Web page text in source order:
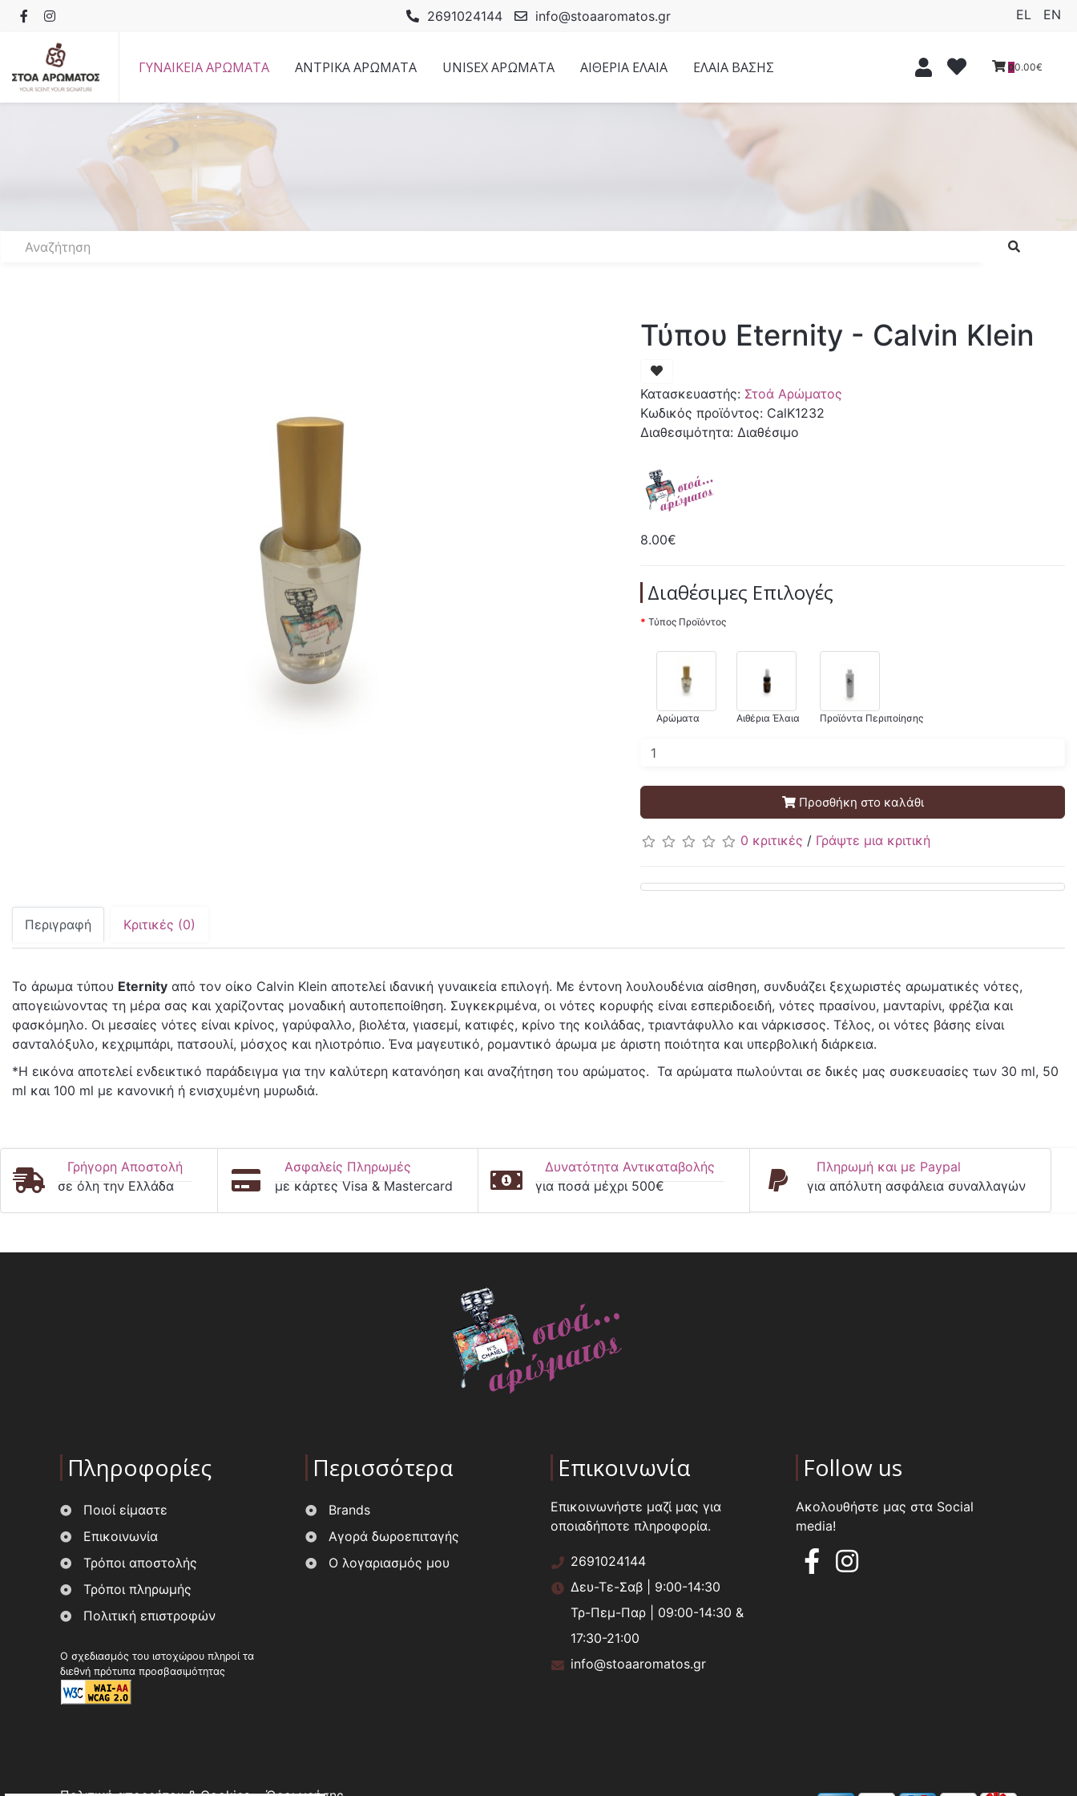
2691024144 info@stoaaromatos.gr EL EN
ΓΥΝΑΙΚΕΙΑ ΑΡΩΜΑΤΑ ΑΝΤΡΙΚΑ ΑΡΩΜΑΤΑ UNISEX ΑΡΩΜΑΤΑ ΑΙΘΕΡΙΑ ΕΛΑΙΑ ΕΛΑΙΑ ΒΑΣΗΣ 00.00€
Τύπου Eternity - Calvin Klein
Κατασκευαστής: Στοά Αρώματος
Κωδικός προϊόντος: CalK1232
Διαθεσιμότητα: Διαθέσιμο
8.00€
Διαθέσιμες Επιλογές
Τύπος Προϊόντος
Αρώματα Αιθέρια Έλαια Προϊόντα Περιποίησης
Προσθήκη στο καλάθι
0 κριτικές / Γράψτε μια κριτική
Περιγραφή Κριτικές (0)
Το άρωμα τύπου Eternity από τον οίκο Calvin Klein αποτελεί ιδανική γυναικεία επιλογή. Με έντονη λουλουδένια αίσθηση, συνδυάζει ξεχωριστές αρωματικές νότες,
απογειώνοντας τη μέρα σας και χαρίζοντας μοναδική αυτοπεποίθηση. Συγκεκριμένα, οι νότες κορυφής είναι εσπεριδοειδή, νότες πρασίνου, μανταρίνι, φρέζια και
φασκόμηλο. Οι μεσαίες νότες είναι κρίνος, γαρύφαλλο, βιολέτα, γιασεμί, κατιφές, κρίνο της κοιλάδας, τριαντάφυλλο και νάρκισσος. Τέλος, οι νότες βάσης είναι
σανταλόξυλο, κεχριμπάρι, πατσουλί, μόσχος και ηλιοτρόπιο. Ένα μαγευτικό, ρομαντικό άρωμα με άριστη ποιότητα και υπερβολική διάρκεια.
*Η εικόνα αποτελεί ενδεικτικό παράδειγμα για την καλύτερη κατανόηση και αναζήτηση του αρώματος. Τα αρώματα πωλούνται σε δικές μας συσκευασίες των 30 ml, 50
ml και 100 ml με κανονική ή ενισχυμένη μυρωδιά.
Γρήγορη Αποστολή
σε όλη την Ελλάδα
Ασφαλείς Πληρωμές
με κάρτες Visa & Mastercard
Δυνατότητα Αντικαταβολής
για ποσά μέχρι 500€
Πληρωμή και με Paypal
για απόλυτη ασφάλεια συναλλαγών
Πληροφορίες
Ποιοί είμαστε
Επικοινωνία
Τρόποι αποστολής
Τρόποι πληρωμής
Πολιτική επιστροφών
Ο σχεδιασμός του ιστοχώρου πληροί τα
διεθνή πρότυπα προσβασιμότητας
Περισσότερα
Brands
Αγορά δωροεπιταγής
Ο λογαριασμός μου
Επικοινωνία
Επικοινωνήστε μαζί μας για
οποιαδήποτε πληροφορία.
2691024144
Δευ-Τε-Σαβ | 9:00-14:30
Τρ-Πεμ-Παρ | 09:00-14:30 &
17:30-21:00
info@stoaaromatos.gr
Follow us
Ακολουθήστε μας στα Social
media!